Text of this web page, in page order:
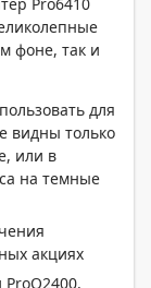
фоне, так и
для
видны только
или в
на темные
акциях